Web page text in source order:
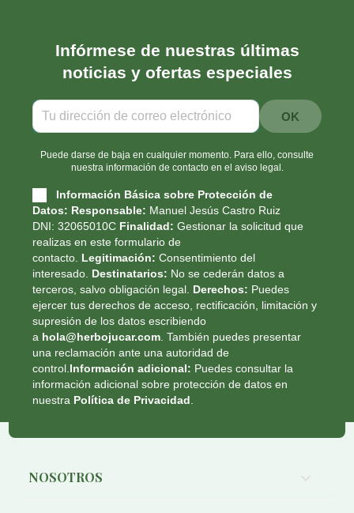
Infórmese de nuestras últimas
noticias y ofertas especiales
Puede darse de baja en cualquier momento. Para ello, consulte
nuestra información de contacto en el aviso legal.
Información Básica sobre Protección de
Datos: Responsable: Manuel Jesús Castro Ruiz
DNI: 32065010C Finalidad: Gestionar la solicitud que
realizas en este formulario de
contacto. Legitimación: Consentimiento del
interesado. Destinatarios: No se cederán datos a
terceros, salvo obligación legal. Derechos: Puedes
ejercer tus derechos de acceso, rectificación, limitación y
supresión de los datos escribiendo
a hola@herbojucar.com. También puedes presentar
una reclamación ante una autoridad de
control.Información adicional: Puedes consultar la
información adicional sobre protección de datos en
nuestra Política de Privacidad.
NOSOTROS